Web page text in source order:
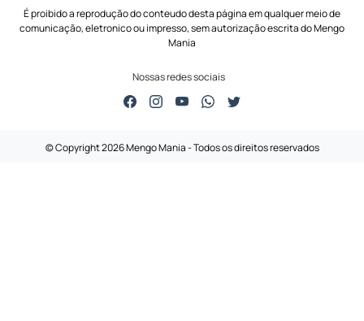
É proibido a reprodução do conteudo desta página em qualquer meio de
comunicação,eletronico ou impresso, sem autorização escrita do Mengo
Mania
Nossas redes sociais
© Copyright 2026 Mengo Mania - Todos os direitos reservados